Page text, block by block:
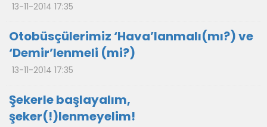
13-11-2014 17:35
Otobüsçülerimiz ‘Hava’lanmalı(mı?) ve
‘Demir’lenmeli (mi?)
13-11-2014 17:35
Şekerle başlayalım,
şeker(!)lenmeyelim!